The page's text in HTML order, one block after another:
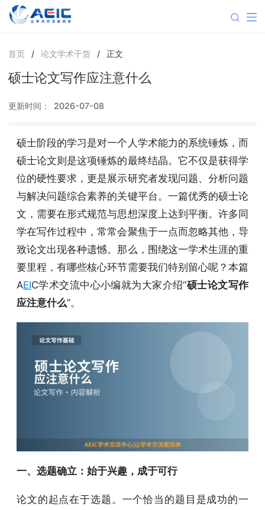
首页 / 论文学术干货 / 正文
硕士论文写作应注意什么
更新时间： 2026-07-08
硕士阶段的学习是对一个人学术能力的系统锤炼，而
硕士论文则是这项锤炼的最终结晶。它不仅是获得学
位的硬性要求，更是展示研究者发现问题、分析问题
与解决问题综合素养的关键平台。一篇优秀的硕士论
文，需要在形式规范与思想深度上达到平衡。许多同
学在写作过程中，常常会聚焦于一点而忽略其他，导
致论文出现各种遗憾。那么，围绕这一学术生涯的重
要里程，有哪些核心环节需要我们特别留心呢？本篇
AEIC学术交流中心小编就为大家介绍“硕士论文写作
应注意什么”。
一、选题确立：始于兴趣，成于可行
论文的起点在于选题。一个恰当的题目是成功的一